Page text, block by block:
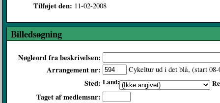
Tilføjet den: 11-02-2008
Billedsøgning
Nøgleord fra beskrivelsen:
Arrangement nr:
Cykeltur ud i det blå, (start
Sted: Land:
Taget af medlemsnr: